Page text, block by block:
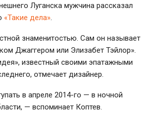
Луганска мужчина рассказал
«Такие дела».
знаменитостью. Сам он называет
Джаггером или Элизабет Тэйлор».
известный своими эпатажными
отмечает дизайнер.
в апреле 2014-го — в ночной
— вспоминает Коптев.